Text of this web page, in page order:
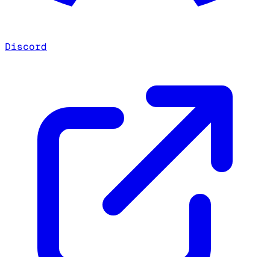
Discord